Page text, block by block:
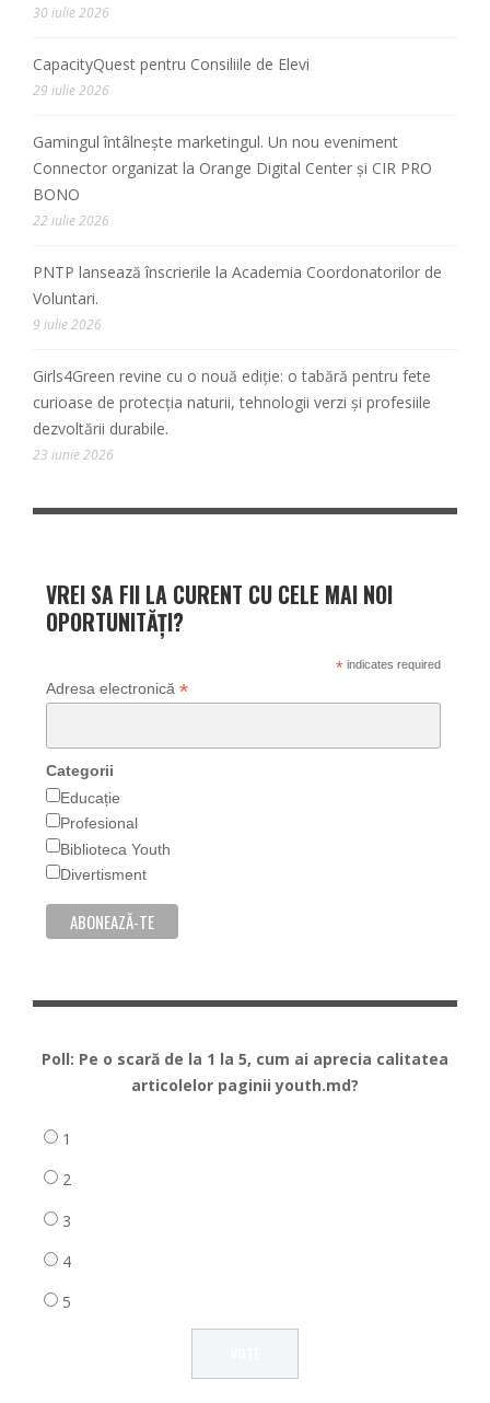
30 iulie 2026
CapacityQuest pentru Consiliile de Elevi
29 iulie 2026
Gamingul întâlnește marketingul. Un nou eveniment
Connector organizat la Orange Digital Center și CIR PRO
BONO
22 iulie 2026
PNTP lansează înscrierile la Academia Coordonatorilor de
Voluntari.
9 iulie 2026
Girls4Green revine cu o nouă ediție: o tabără pentru fete
curioase de protecția naturii, tehnologii verzi și profesiile
dezvoltării durabile.
23 iunie 2026
VREI SA FII LA CURENT CU CELE MAI NOI
OPORTUNITĂȚI?
*indicates required
Adresa electronică *
Categorii
Educație
Profesional
Biblioteca Youth
Divertisment
Poll: Pe o scară de la 1 la 5, cum ai aprecia calitatea
articolelor paginii youth.md?
1
2
3
4
5